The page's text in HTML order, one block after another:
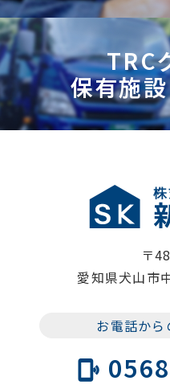
TRC
保有施
〒
愛知県犬山市
お電話から
phonelink_ring